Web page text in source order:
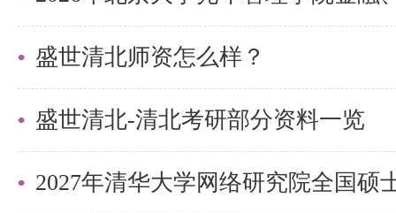
盛世清北师资怎么样？
盛世清北-清北考研部分资料一览